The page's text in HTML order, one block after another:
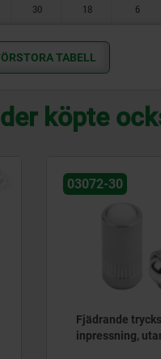
30 18 6
TABELL
köpte
03072-30
Fjädrande
inpressning,